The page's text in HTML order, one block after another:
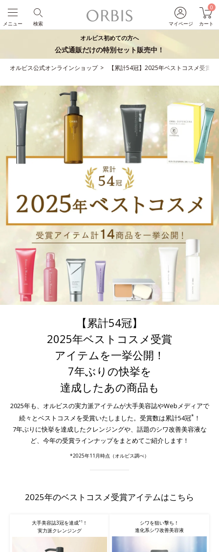
マイページ
0
カート
検索
メニュー
オルビス初めての方へ
公式通販だけの特別セット販売中！
オルビス公式オンラインショップ 【累計54冠】2025年ベストコスメ受賞
【累計54冠】
2025年ベストコスメ受賞
アイテムを一挙公開！
7年ぶりの快挙を
達成したあの商品も
2025年も、オルビスの実力派アイテムが大手美容誌やWebメディアで
続々とベストコスメを受賞いたしました。受賞数は累計54冠* ！
7年ぶりに快挙を達成したクレンジングや、話題のシワ改善美容液な
ど、今年の受賞ラインナップをまとめてご紹介します！
*2025年11月時点（オルビス調べ）
2025年のベストコスメ受賞アイテムはこちら
大手美容誌3冠を達成*1 ！
実力派クレンジング
シワを狙い撃ち！
進化系シワ改善美容液